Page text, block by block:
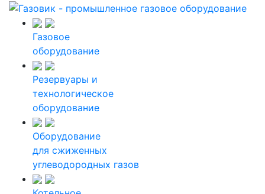
Газовое
оборудование
Резервуары и
технологическое
оборудование
Оборудование
для сжиженных
углеводородных газов